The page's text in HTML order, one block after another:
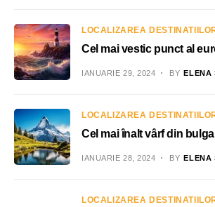
LOCALIZAREA
Cel mai vestic punct al
IANUARIE 29, 2024 BY ELENA
LOCALIZAREA
Cel mai înalt vârf din
IANUARIE 28, 2024 BY ELENA
LOCALIZAREA